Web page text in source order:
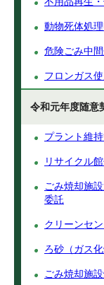
動物死体処
危険ごみ中
フロンガス
令和元年度随意
プラント維
リサイクル
ごみ焼却施
委託
クリーンセ
ろ砂（ガス
ごみ焼却施